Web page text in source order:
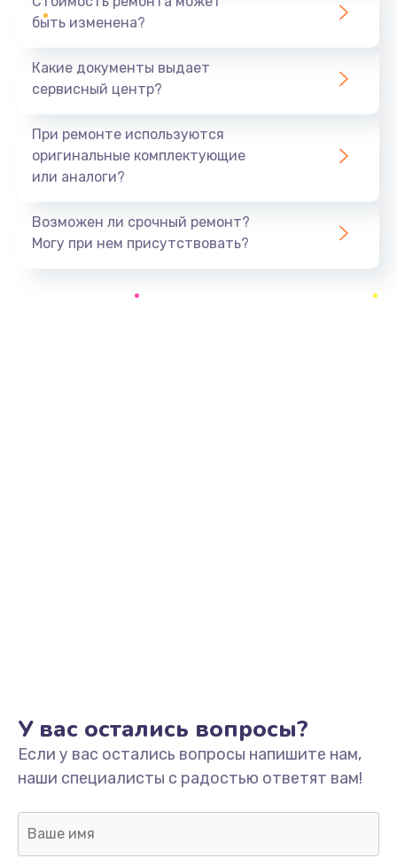
Установка драйверов
Замена вебкамеры
Заказать
Замена разъёмов (HDMI, DVI, Дисплей порта)
495 руб.
Заказать
Замена USB порта
быть изменена?
Какие документы выдает
сервисный центр?
При ремонте используются
оригинальные комплектующие
или аналоги?
Возможен ли срочный ремонт?
Могу при нем присутствовать?
У вас остались вопросы?
Если у вас остались вопросы напишите нам,
наши специалисты с радостью ответят вам!